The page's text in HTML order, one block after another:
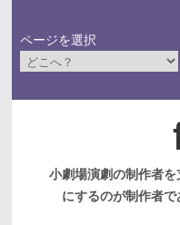
ページを選択
小劇場演劇の制作者を
にするのが制作者